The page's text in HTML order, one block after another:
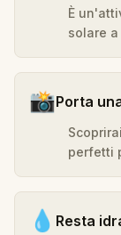
È
solare
📸Porta
perfetti
💧 Resta